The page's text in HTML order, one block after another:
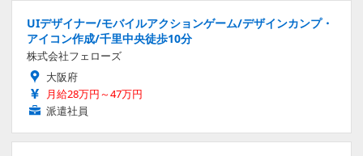
UIデザイナー/モバイルアクションゲーム/デザインカンプ・
アイコン作成/千里中央徒歩10分
株式会社フェローズ
大阪府
月給28万円～47万円
派遣社員